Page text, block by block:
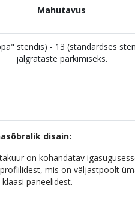
Mahutavus
stendis) - 13 (standardses
jalgrataste parkimiseks.
disain:
on kohandatav
mis on väljastpoolt
paneelidest.